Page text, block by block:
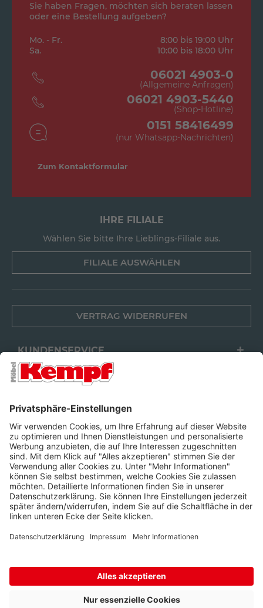
Sie haben Fragen, möchten sich beraten lassen
oder eine Bestellung aufgeben?
Mo. - Fr.
8:00 bis 19:00 Uhr
Sa.
10:00 bis 18:00 Uhr
06021 4903-0
(Allgemeine Anfragen)
06021 4903-5440
(Shop-Hotline)
0151 58416499
(nur Whatsapp-Nachrichten)
Zum Kontaktformular
IHRE FILIALE
Wählen Sie bitte Ihre Lieblings-Filiale aus.
FILIALE AUSWÄHLEN
VERTRAG WIDERRUFEN
KUNDENSERVICE
FILIALEN
FOLGEN SIE UNS
Barrierefreiheit Cookie-Einstellungen Widerrufsrecht
Nachnahmegebühren, wenn nicht anders beschrieben.
* Wir nutzen Trusted Shops als unabhängigen Dienstleister für die
Einholung von Bewertungen. Trusted Shops hat Maßnahmen
getroffen, um sicherzustellen, dass es sich um echte